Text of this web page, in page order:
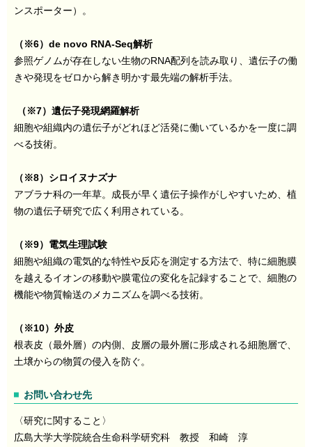
ンスポーター）。
（※6）de novo RNA-Seq解析
参照ゲノムが存在しない生物のRNA配列を読み取り、遺伝子の働
きや発現をゼロから解き明かす最先端の解析手法。
（※7）遺伝子発現網羅解析
細胞や組織内の遺伝子がどれほど活発に働いているかを一度に調
べる技術。
（※8）シロイヌナズナ
アブラナ科の一年草。成長が早く遺伝子操作がしやすいため、植
物の遺伝子研究で広く利用されている。
（※9）電気生理試験
細胞や組織の電気的な特性や反応を測定する方法で、特に細胞膜
を越えるイオンの移動や膜電位の変化を記録することで、細胞の
機能や物質輸送のメカニズムを調べる技術。
（※10）外皮
根表皮（最外層）の内側、皮層の最外層に形成される細胞層で、
土壌からの物質の侵入を防ぐ。
お問い合わせ先
〈研究に関すること〉
広島大学大学院統合生命科学研究科 教授 和崎 淳